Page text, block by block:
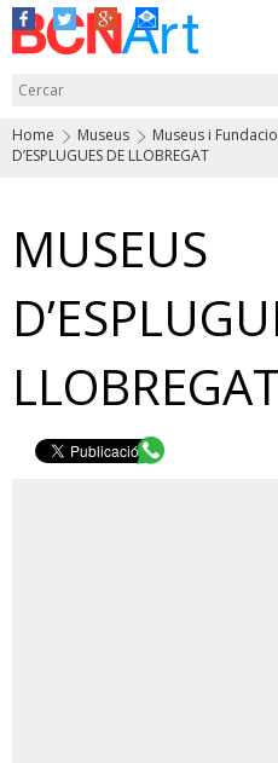
Home Museus Museus i
D’ESPLUGUES DE LLOBREGAT
MUSEUS
LLOBREGAT